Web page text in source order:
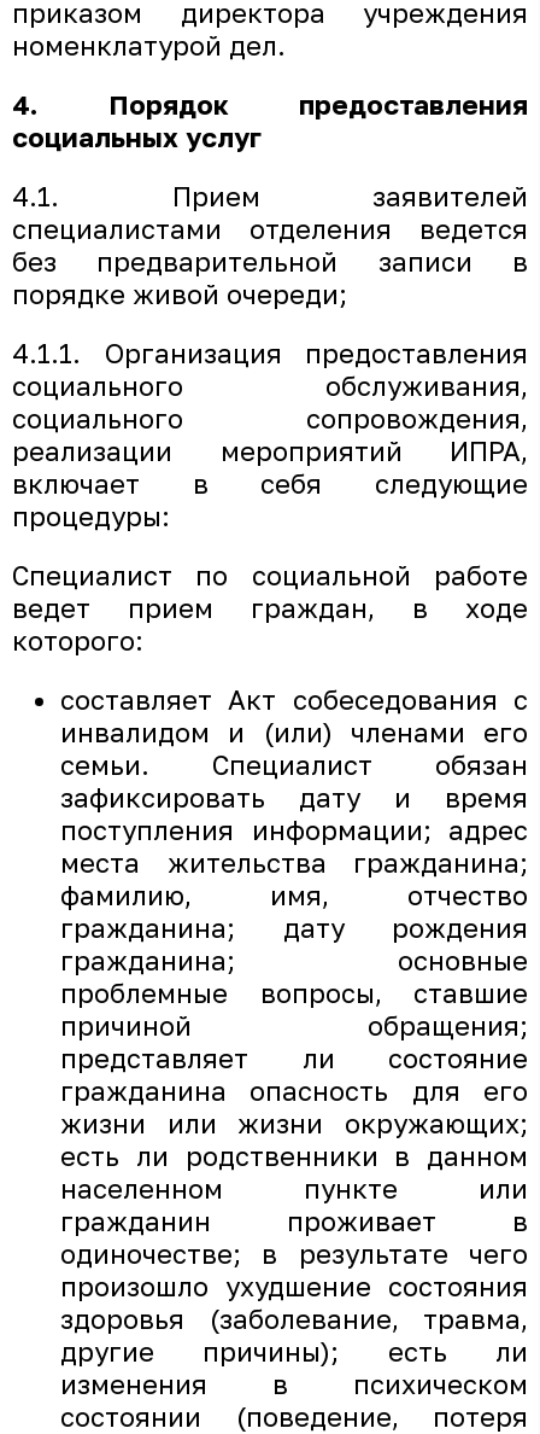
приказом директора учреждения
номенклатурой дел.
4. Порядок предоставления
социальных услуг
4.1. Прием заявителей
специалистами отделения ведется
без предварительной записи в
порядке живой очереди;
4.1.1. Организация предоставления
социального обслуживания,
социального сопровождения,
реализации мероприятий ИПРА,
включает в себя следующие
процедуры:
Специалист по социальной работе
ведет прием граждан, в ходе
которого:
составляет Акт собеседования с
инвалидом и (или) членами его
семьи. Специалист обязан
зафиксировать дату и время
поступления информации; адрес
места жительства гражданина;
фамилию, имя, отчество
гражданина; дату рождения
гражданина; основные
проблемные вопросы, ставшие
причиной обращения;
представляет ли состояние
гражданина опасность для его
жизни или жизни окружающих;
есть ли родственники в данном
населенном пункте или
гражданин проживает в
одиночестве; в результате чего
произошло ухудшение состояния
здоровья (заболевание, травма,
другие причины); есть ли
изменения в психическом
состоянии (поведение, потеря